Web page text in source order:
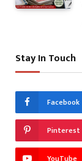
Stay In Touch
Facebook
Pinterest
YouTube